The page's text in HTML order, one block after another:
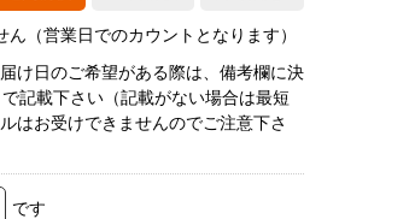
（営業日でのカウントとなります）
日のご希望がある際は、備考欄に決
記載下さい（記載がない場合は最短
はお受けできませんのでご注意下さ
です